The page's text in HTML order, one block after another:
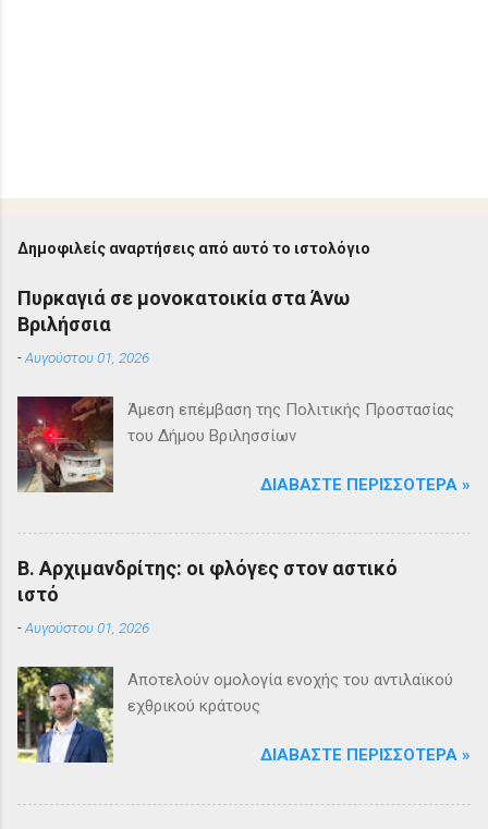
Δημοφιλείς αναρτήσεις από αυτό το ιστολόγιο
Πυρκαγιά σε μονοκατοικία στα Άνω
Βριλήσσια
-Αυγούστου 01, 2026
Άμεση επέμβαση της Πολιτικής Προστασίας
του Δήμου Βριλησσίων
ΔΙΑΒΆΣΤΕ ΠΕΡΙΣΣΌΤΕΡΑ »
Β. Αρχιμανδρίτης: οι φλόγες στον αστικό
ιστό
-Αυγούστου 01, 2026
Αποτελούν ομολογία ενοχής του αντιλαϊκού
εχθρικού κράτους
ΔΙΑΒΆΣΤΕ ΠΕΡΙΣΣΌΤΕΡΑ »